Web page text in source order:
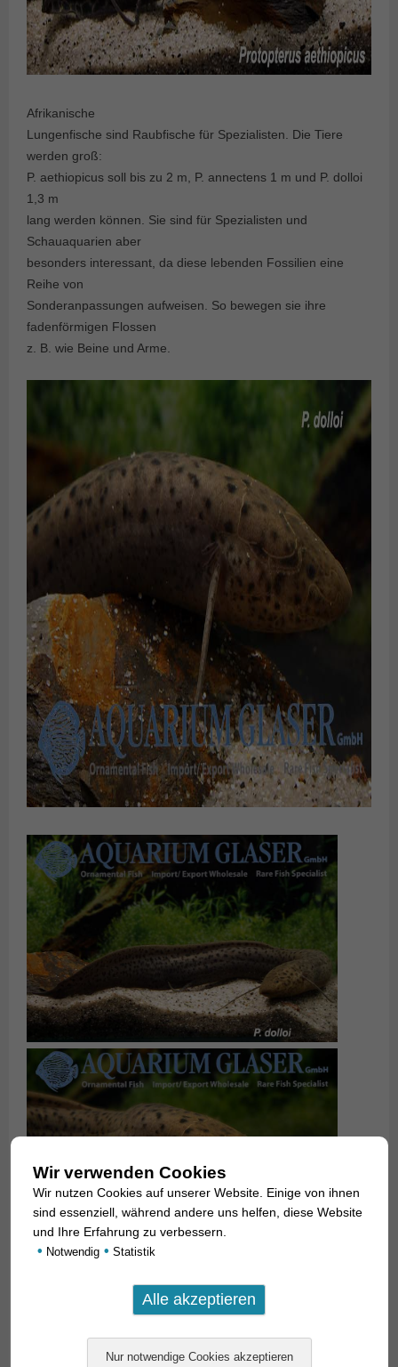
Afrikanische
Lungenfische sind Raubfische für Spezialisten. Die Tiere
werden groß:
P. aethiopicus soll bis zu 2 m, P. annectens 1 m und P. dolloi
1,3 m
lang werden können. Sie sind für Spezialisten und
Schauaquarien aber
besonders interessant, da diese lebenden Fossilien eine
Reihe von
Sonderanpassungen aufweisen. So bewegen sie ihre
fadenförmigen Flossen
z. B. wie Beine und Arme.
besondere Unverträglichkeit scheint bei P. aethiopicus am
und bei P. dolloi am stärksten ausgeprägt zu sein. P.
Wir verwenden Cookies
Wir nutzen Cookies auf unserer Website. Einige von ihnen
sind essenziell, während andere uns helfen, diese Website
und Ihre Erfahrung zu verbessern.
• Notwendig • Statistik